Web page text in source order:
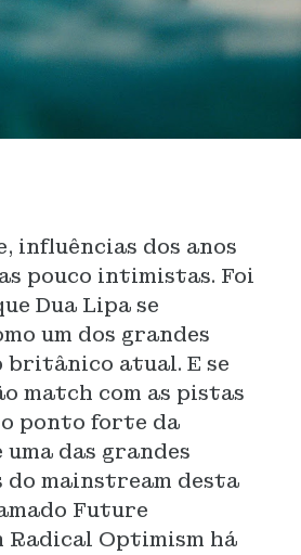
influências dos anos
pouco intimistas. Foi
Dua Lipa se
um dos grandes
britânico atual. E se
match com as pistas
o ponto forte da
das grandes
do mainstream desta
Future
Radical Optimism há